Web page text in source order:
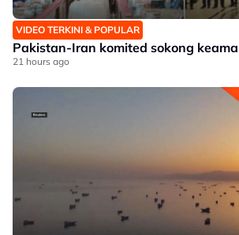
VIDEO TERKINI & POPULAR
Pakistan-Iran komited sokong
21 hours ago